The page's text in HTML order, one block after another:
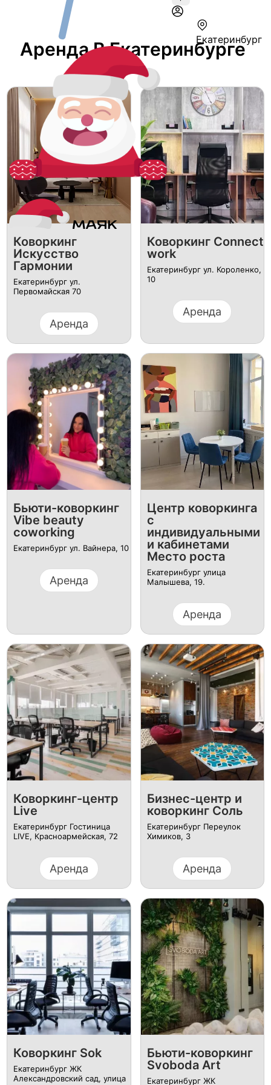
Екатеринбург
Аренда В Екатеринбурге
Коворкинг
Искусство
Гармонии
Екатеринбург ул.
Первомайская 70
Аренда
Коворкинг Connect
work
Екатеринбург ул. Короленко,
10
Аренда
Бьюти-коворкинг
Vibe beauty
coworking
Екатеринбург ул. Вайнера, 10
Аренда
Центр коворкинга
с
индивидуальными
и кабинетами
Место роста
Екатеринбург улица
Малышева, 19.
Аренда
Коворкинг-центр
Live
Екатеринбург Гостиница
LIVE, Красноармейская, 72
Аренда
Бизнес-центр и
коворкинг Соль
Екатеринбург Переулок
Химиков, 3
Аренда
Коворкинг Sok
Екатеринбург ЖК
Александровский сад, улица
Бьюти-коворкинг
Svoboda Art
Екатеринбург ЖК